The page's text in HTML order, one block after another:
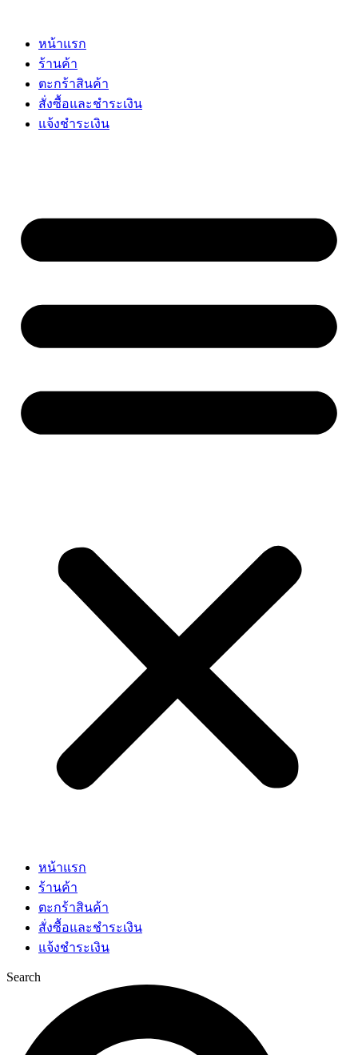
contentหน้าแรก
ร้านค้า
ตะกร้าสินค้า
สั่งซื้อและชำระเงิน
แจ้งชำระเงิน
หน้าแรก
ร้านค้า
ตะกร้าสินค้า
สั่งซื้อและชำระเงิน
แจ้งชำระเงิน
Search